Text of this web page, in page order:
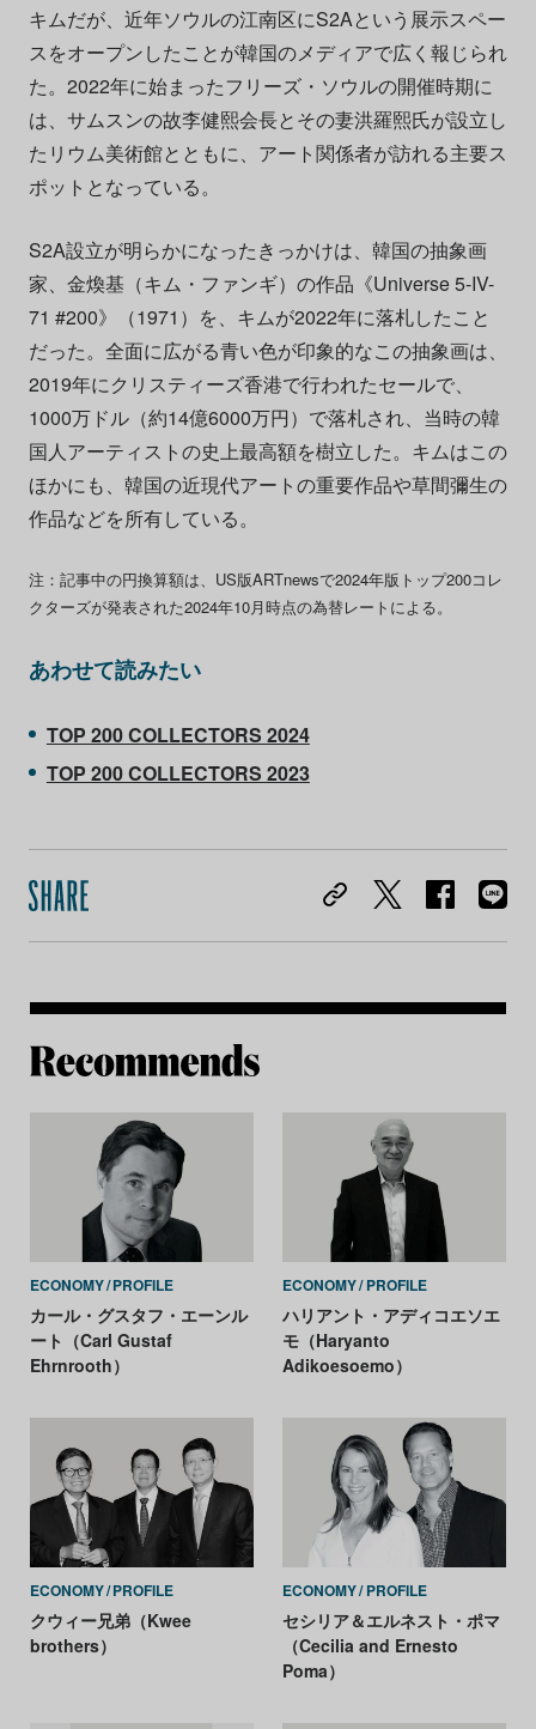
キムだが、近年ソウルの江南区にS2Aという展示スペー
スをオープンしたことが韓国のメディアで広く報じられ
た。2022年に始まったフリーズ・ソウルの開催時期に
は、サムスンの故李健熙会長とその妻洪羅熙氏が設立し
たリウム美術館とともに、アート関係者が訪れる主要ス
ポットとなっている。
S2A設立が明らかになったきっかけは、韓国の抽象画
家、金煥基（キム・ファンギ）の作品《Universe 5-IV-
71 #200》（1971）を、キムが2022年に落札したこと
だった。全面に広がる青い色が印象的なこの抽象画は、
2019年にクリスティーズ香港で行われたセールで、
1000万ドル（約14億6000万円）で落札され、当時の韓
国人アーティストの史上最高額を樹立した。キムはこの
ほかにも、韓国の近現代アートの重要作品や草間彌生の
作品などを所有している。
注：記事中の円換算額は、US版ARTnewsで2024年版トップ200コレ
クターズが発表された2024年10月時点の為替レートによる。
あわせて読みたい
TOP 200 COLLECTORS 2024
TOP 200 COLLECTORS 2023
ECONOMY PROFILE
カール・グスタフ・エーンル
ート（Carl Gustaf
Ehrnrooth）
ECONOMY PROFILE
ハリアント・アディコエソエ
モ（Haryanto
Adikoesoemo）
ECONOMY PROFILE
クウィー兄弟（Kwee
brothers）
ECONOMY PROFILE
セシリア＆エルネスト・ポマ
（Cecilia and Ernesto
Poma）